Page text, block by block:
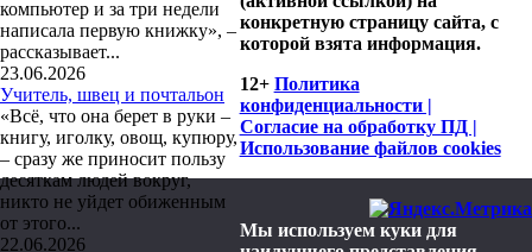
компьютер и за три недели
написала первую книжку», –
рассказывает...
23.06.2026
Учитель, швец и почтальон
«Всё, что она берет в руки –
книгу, иголку, овощ, купюру,
– сразу же приносит пользу
десяткам людей вокруг,
никто не уйдет обиженным
от этого...
22.06.2026
конкретную страницу сайта, с
которой взята информация.
12+ Политика
конфиденциальности |
Согласие на обработку ПД |
Использование файлов cookies
Мы используем куки для